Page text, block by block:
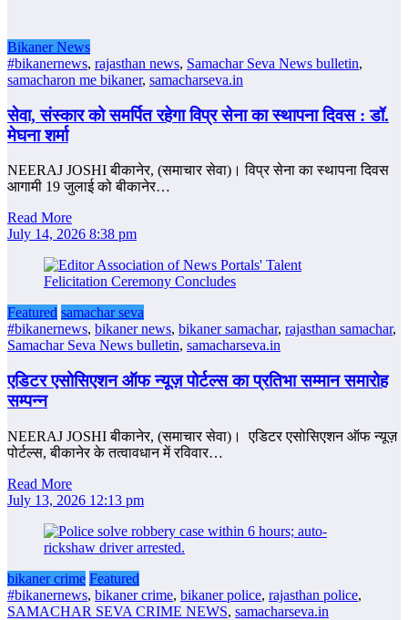
Bikaner News
#bikanernews, rajasthan news, Samachar Seva News bulletin,
samacharon me bikaner, samacharseva.in
सेवा, संस्कार को समर्पित रहेगा विप्र सेना का स्थापना दिवस : डॉ.
मेघना शर्मा
NEERAJ JOSHI बीकानेर, (समाचार सेवा)। विप्र सेना का स्थापना दिवस
आगामी 19 जुलाई को बीकानेर…
Read More
July 14, 2026 8:38 pm
Featured samachar seva
#bikanernews, bikaner news, bikaner samachar, rajasthan samachar,
Samachar Seva News bulletin, samacharseva.in
एडिटर एसोसिएशन ऑफ न्यूज़ पोर्टल्स का प्रतिभा सम्मान समारोह
सम्पन्न
NEERAJ JOSHI बीकानेर, (समाचार सेवा)। एडिटर एसोसिएशन ऑफ न्यूज़
पोर्टल्स, बीकानेर के तत्वावधान में रविवार…
Read More
July 13, 2026 12:13 pm
bikaner crime Featured
#bikanernews, bikaner crime, bikaner police, rajasthan police,
SAMACHAR SEVA CRIME NEWS, samacharseva.in